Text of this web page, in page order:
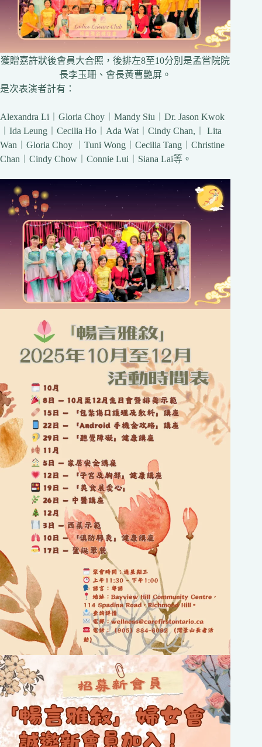
獲贈嘉許狀後會員大合照，後排左8至10分別是孟嘗院院
長李玉珊、會長黃曹艷屏。
是次表演者計有：
Alexandra Li︱Gloria Choy︱Mandy Siu︱Dr. Jason Kwok
︱Ida Leung︱Cecilia Ho︱Ada Wat︱Cindy Chan,︱ Lita
Wan︱Gloria Choy ︱Tuni Wong︱Cecilia Tang︱Christine
Chan︱Cindy Chow︱Connie Lui︱Siana Lai等。